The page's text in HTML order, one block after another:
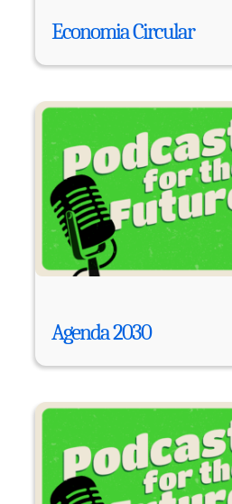
Economia Circular
Agenda 2030